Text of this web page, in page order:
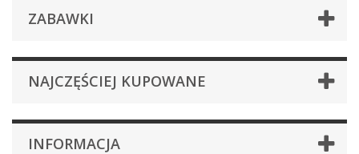
ZABAWKI
NAJCZĘŚCIEJ KUPOWANE
INFORMACJA